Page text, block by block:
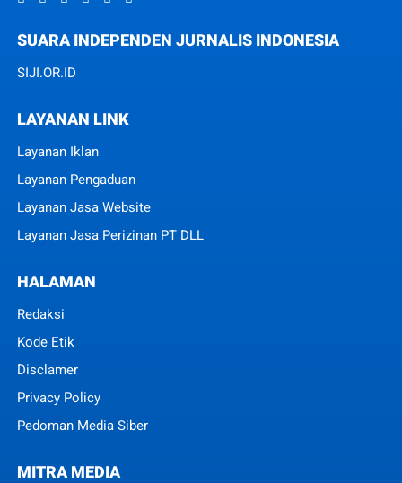
SUARA INDEPENDEN JURNALIS INDONESIA
SIJI.OR.ID
LAYANAN LINK
Layanan Iklan
Layanan Pengaduan
Layanan Jasa Website
Layanan Jasa Perizinan PT DLL
HALAMAN
Redaksi
Kode Etik
Disclamer
Privacy Policy
Pedoman Media Siber
MITRA MEDIA